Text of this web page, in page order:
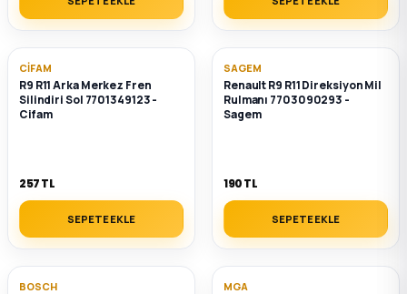
CIFAM
R9 R11 Arka Merkez Fren
Silindiri Sol 7701349123 -
Cifam
257 TL
SEPETE EKLE
SAGEM
Renault R9 R11 Direksiyon Mil
Rulmanı 7703090293 -
Sagem
190 TL
SEPETE EKLE
BOSCH MGA